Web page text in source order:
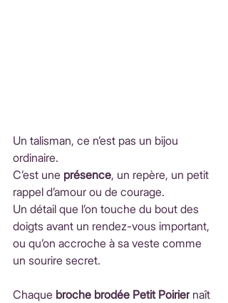
Un talisman, ce n’est pas un bijou
ordinaire.
C’est une présence, un repère, un petit
rappel d’amour ou de courage.
Un détail que l’on touche du bout des
doigts avant un rendez-vous important,
ou qu’on accroche à sa veste comme
un sourire secret.
Chaque broche brodée Petit Poirier naît